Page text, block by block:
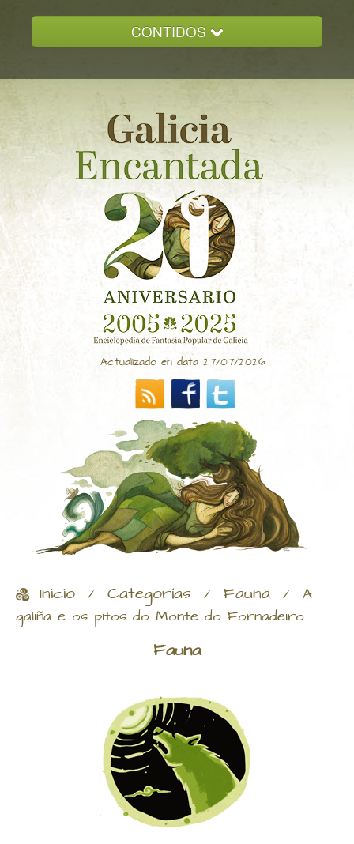
CONTIDOS
GALICIA ENCANTADA
DOCUMENTACION
NOVAS
CONTACTO
Actualizado en data 27/07/2026
Inicio / Categorías / Fauna / A
galiña e os pitos do Monte do Fornadeiro
Fauna